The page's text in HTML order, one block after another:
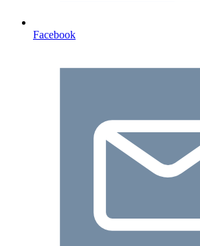
Facebook